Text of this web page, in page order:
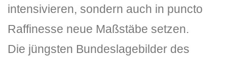
intensivieren, sondern auch in puncto
Raffinesse neue Maßstäbe setzen.
Die jüngsten Bundeslagebilder des